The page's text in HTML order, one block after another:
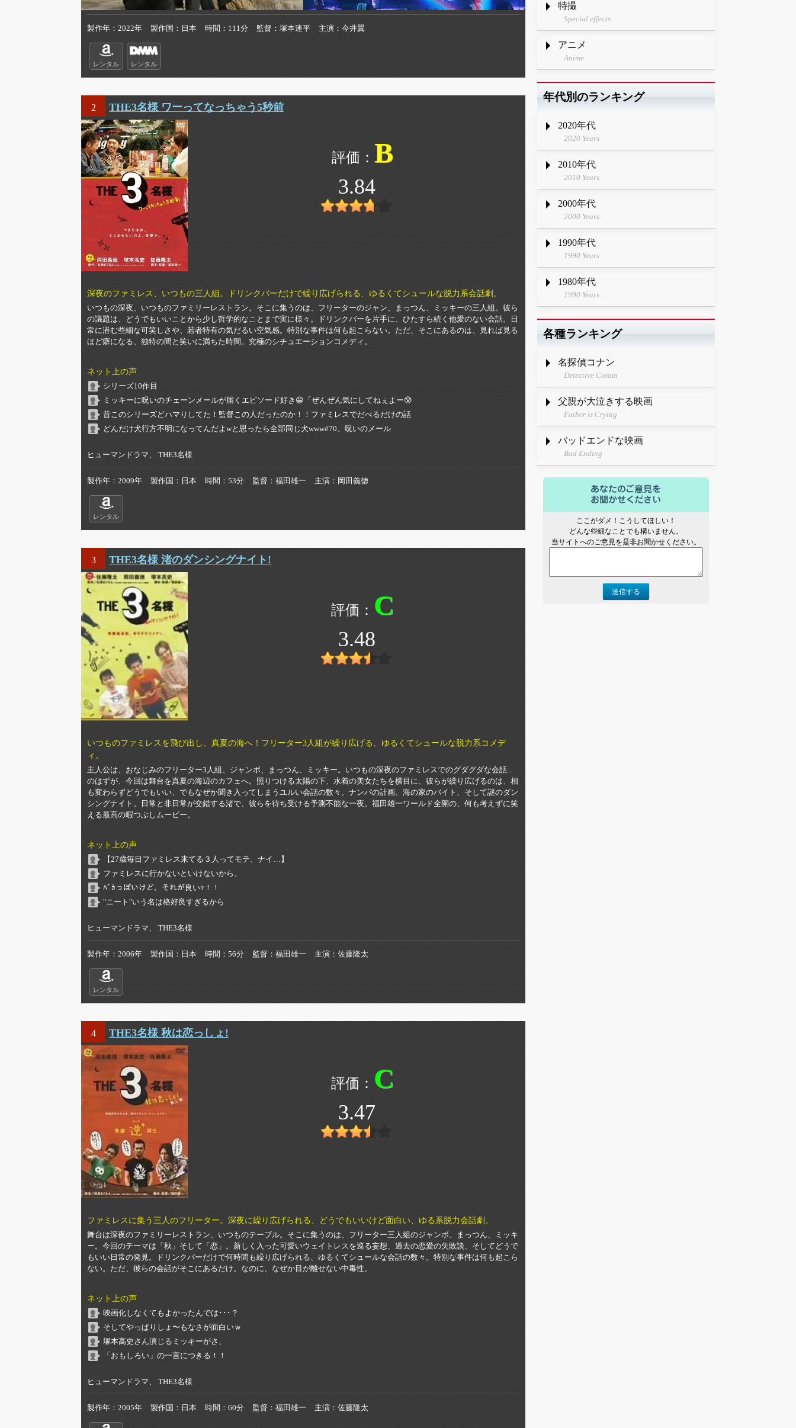
製作年 2022年 製作国 日本 時間 111分 監督 塚本連平 主演 今井翼
レンタル レンタル
2 THE3名様 ワーってなっちゃう5秒前
B
3.84
深夜のファミレス、いつもの三人組。ドリンクバーだけで繰り広げられる、ゆるくてシュールな脱力系会話劇。
いつもの深夜、いつものファミリーレストラン。そこに集うのは、フリーターのジャン、まっつん、ミッキーの三人組。彼ら
の議題は、どうでもいいことから少し哲学的なことまで実に様々。ドリンクバーを片手に、ひたすら続く他愛のない会話。日
常に潜む些細な可笑しさや、若者特有の気だるい空気感。特別な事件は何も起こらない。ただ、そこにあるのは、見れば見る
ほど癖になる、独特の間と笑いに満ちた時間。究極のシチュエーションコメディ。
ネット上の声
シリーズ10作目
ミッキーに呪いのチェーンメールが届くエピソード好き😁「ぜんぜん気にしてねぇよー😰
昔このシリーズどハマりしてた！監督この人だったのか！！ファミレスでだべるだけの話
どんだけ犬行方不明になってんだよwと思ったら全部同じ犬www#70、呪いのメール
ヒューマンドラマ、 THE3名様
製作年 2009年 製作国 日本 時間 53分 監督 福田雄一 主演 岡田義徳
レンタル
3 THE3名様 渚のダンシングナイト!
C
3.48
いつものファミレスを飛び出し、真夏の海へ！フリーター3人組が繰り広げる、ゆるくてシュールな脱力系コメデ
ィ。
主人公は、おなじみのフリーター3人組、ジャンボ、まっつん、ミッキー。いつもの深夜のファミレスでのグダグダな会話…
のはずが、今回は舞台を真夏の海辺のカフェへ。照りつける太陽の下、水着の美女たちを横目に、彼らが繰り広げるのは、相
も変わらずどうでもいい、でもなぜか聞き入ってしまうユルい会話の数々。ナンパの計画、海の家のバイト、そして謎のダン
シングナイト。日常と非日常が交錯する渚で、彼らを待ち受ける予測不能な一夜。福田雄一ワールド全開の、何も考えずに笑
える最高の暇つぶしムービー。
ネット上の声
【27歳毎日ファミレス来てる３人ってモテ、ナイ…】
ファミレスに行かないといけないから。
ﾊﾞｶっぽいけど、それが良いｯ！！
"ニート"いう名は格好良すぎるから
ヒューマンドラマ、 THE3名様
製作年 2006年 製作国 日本 時間 56分 監督 福田雄一 主演 佐藤隆太
レンタル
4 THE3名様 秋は恋っしょ!
C
3.47
ファミレスに集う三人のフリーター。深夜に繰り広げられる、どうでもいいけど面白い、ゆる系脱力会話劇。
舞台は深夜のファミリーレストラン、いつものテーブル。そこに集うのは、フリーター三人組のジャンボ、まっつん、ミッキ
ー。今回のテーマは「秋」そして「恋」。新しく入った可愛いウェイトレスを巡る妄想、過去の恋愛の失敗談、そしてどうで
もいい日常の発見。ドリンクバーだけで何時間も繰り広げられる、ゆるくてシュールな会話の数々。特別な事件は何も起こら
ない。ただ、彼らの会話がそこにあるだけ。なのに、なぜか目が離せない中毒性。
ネット上の声
映画化しなくてもよかったんでは･･･？
そしてやっぱりしょ〜もなさが面白いｗ
塚本高史さん演じるミッキーがさ、
「おもしろい」の一言につきる！！
ヒューマンドラマ、 THE3名様
製作年 2005年 製作国 日本 時間 60分 監督 福田雄一 主演 佐藤隆太
特撮
Special effects
アニメ
Anime
年代別のランキング
2020年代
2020 Years
2010年代
2010 Years
2000年代
2000 Years
1990年代
1990 Years
1980年代
1990 Years
各種ランキング
名探偵コナン
Detective Conan
父親が大泣きする映画
Father is Crying
バッドエンドな映画
Bad Ending
ここがダメ！こうしてほしい！
どんな些細なことでも構いません。
当サイトへのご意見を是非お聞かせください。
送信する